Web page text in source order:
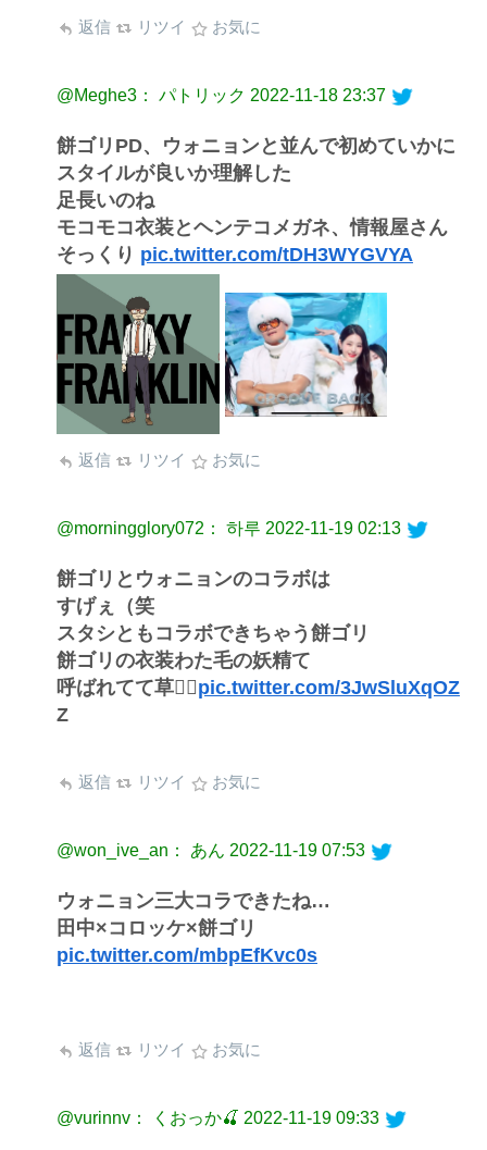
返信 リツイ お気に
@Meghe3： パトリック 2022-11-18 23:37
餅ゴリPD、ウォニョンと並んで初めていかに
スタイルが良いか理解した
足長いのね
モコモコ衣装とヘンテコメガネ、情報屋さん
そっくり pic.twitter.com/tDH3WYGVYA
返信 リツイ お気に
@morningglory072： 하루 2022-11-19 02:13
餅ゴリとウォニョンのコラボは
すげぇ（笑
スタシともコラボできちゃう餅ゴリ
餅ゴリの衣装わた毛の妖精て
呼ばれてて草🧚‍♂️pic.twitter.com/3JwSluXqOZ
Z
返信 リツイ お気に
@won_ive_an： あん 2022-11-19 07:53
ウォニョン三大コラできたね…
田中×コロッケ×餅ゴリ
pic.twitter.com/mbpEfKvc0s
返信 リツイ お気に
@vurinnv： くおっか🍒 2022-11-19 09:33